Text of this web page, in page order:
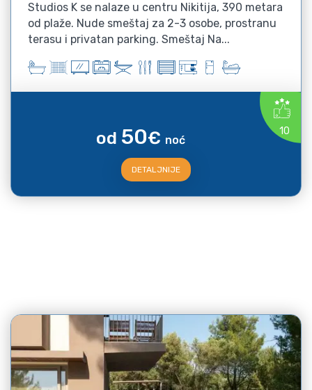
Studios K se nalaze u centru Nikitija, 390 metara
od plaže. Nude smeštaj za 2-3 osobe, prostranu
terasu i privatan parking. Smeštaj Na...
10
od 50€ noć
DETALJNIJE